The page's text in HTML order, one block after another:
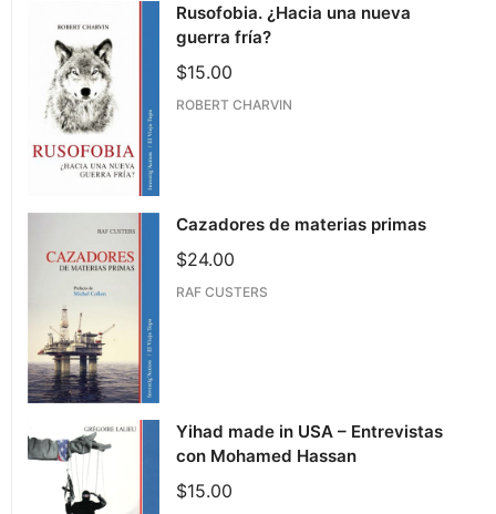
Rusofobia. ¿Hacia una nueva
guerra fría?
$15.00
ROBERT CHARVIN
Cazadores de materias primas
$24.00
RAF CUSTERS
Yihad made in USA – Entrevistas
con Mohamed Hassan
$15.00